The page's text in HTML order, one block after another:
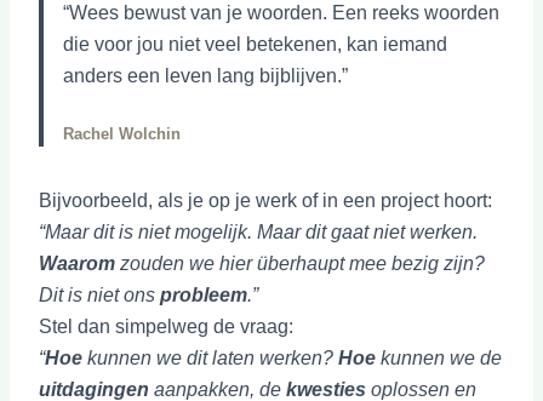
“Wees bewust van je woorden. Een reeks woorden
die voor jou niet veel betekenen, kan iemand
anders een leven lang bijblijven.”
Rachel Wolchin
Bijvoorbeeld, als je op je werk of in een project hoort:
“Maar dit is niet mogelijk. Maar dit gaat niet werken.
Waarom zouden we hier überhaupt mee bezig zijn?
Dit is niet ons probleem.”
Stel dan simpelweg de vraag:
“Hoe kunnen we dit laten werken? Hoe kunnen we de
uitdagingen aanpakken, de kwesties oplossen en